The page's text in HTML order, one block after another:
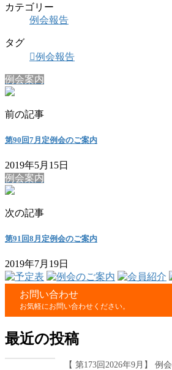
カテゴリー
例会報告
タグ
例会報告
例会案内
前の記事
第90回7月定例会のご案内
2019年5月15日
例会案内
次の記事
第91回8月定例会のご案内
2019年7月19日
お問い合わせ
お気軽にお問い合わせください。
最近の投稿
【 第173回2026年9月】 例